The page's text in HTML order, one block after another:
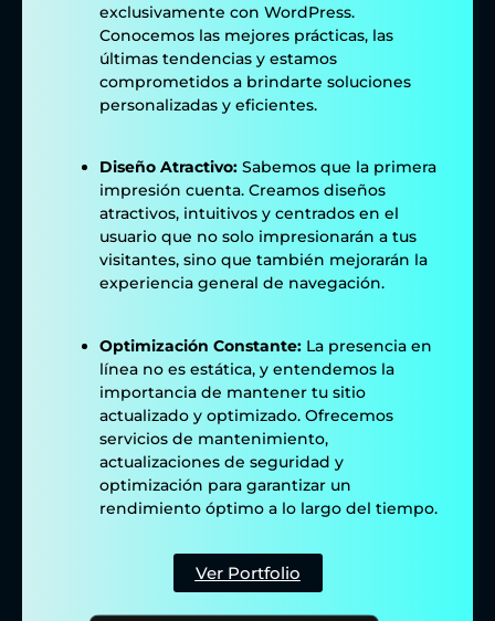
exclusivamente con WordPress.
Conocemos las mejores prácticas, las
últimas tendencias y estamos
comprometidos a brindarte soluciones
personalizadas y eficientes.
Diseño Atractivo: Sabemos que la primera
impresión cuenta. Creamos diseños
atractivos, intuitivos y centrados en el
usuario que no solo impresionarán a tus
visitantes, sino que también mejorarán la
experiencia general de navegación.
Optimización Constante: La presencia en
línea no es estática, y entendemos la
importancia de mantener tu sitio
actualizado y optimizado. Ofrecemos
servicios de mantenimiento,
actualizaciones de seguridad y
optimización para garantizar un
rendimiento óptimo a lo largo del tiempo.
Ver Portfolio